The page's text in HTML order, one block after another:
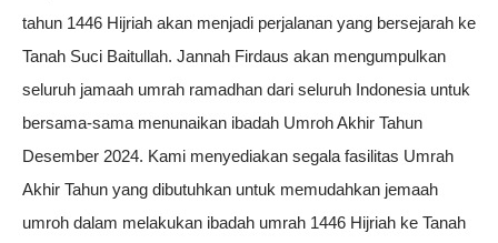
tahun 1446 Hijriah akan menjadi perjalanan yang bersejarah ke
Tanah Suci Baitullah. Jannah Firdaus akan mengumpulkan
seluruh jamaah umrah ramadhan dari seluruh Indonesia untuk
bersama-sama menunaikan ibadah Umroh Akhir Tahun
Desember 2024. Kami menyediakan segala fasilitas Umrah
Akhir Tahun yang dibutuhkan untuk memudahkan jemaah
umroh dalam melakukan ibadah umrah 1446 Hijriah ke Tanah